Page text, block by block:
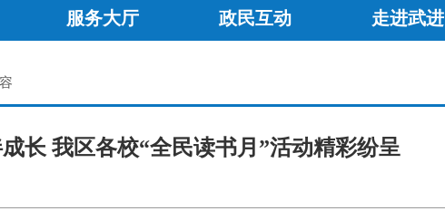
服务大厅 政民互动 走进武进
长 我区各校“全民读书月”活动精彩纷呈